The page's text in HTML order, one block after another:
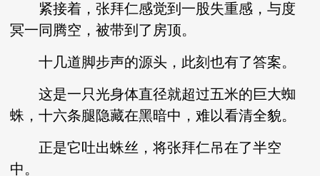
紧接着，张拜仁感觉到一股失重感，与度
冥一同腾空，被带到了房顶。
十几道脚步声的源头，此刻也有了答案。
这是一只光身体直径就超过五米的巨大蜘
蛛，十六条腿隐藏在黑暗中，难以看清全貌。
正是它吐出蛛丝，将张拜仁吊在了半空
中。